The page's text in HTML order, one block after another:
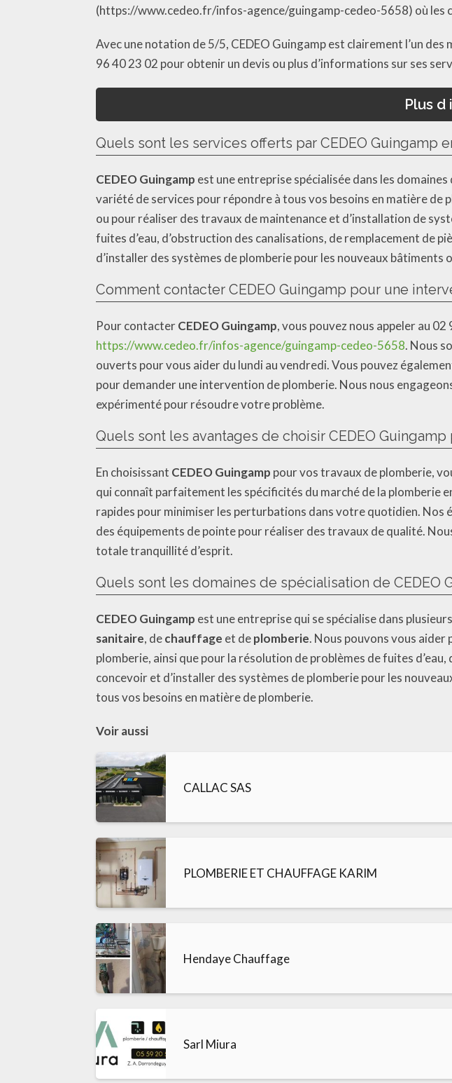
(https://www.cedeo.fr/infos-agence/guingamp-cedeo-5658) où
Avec une notation de 5/5, CEDEO Guingamp est clairement l’un
96 40 23 02 pour obtenir un devis ou plus d’informations sur ses
Plus
Quels sont les services offerts par CEDEO Guingamp
CEDEO Guingamp est une entreprise spécialisée dans les
variété de services pour répondre à tous vos besoins en matière
ou pour réaliser des travaux de maintenance et d’installation de
fuites d’eau, d’obstruction des canalisations, de remplacement de
d’installer des systèmes de plomberie pour les nouveaux bâtiments
Comment contacter CEDEO Guingamp pour une
Pour contacterCEDEO Guingamp, vous pouvez nous appeler au
https://www.cedeo.fr/infos-agence/guingamp-cedeo-5658. Nous
ouverts pour vous aider du lundi au vendredi. Vous pouvez
pour demander une intervention de plomberie. Nous nous
expérimenté pour résoudre votre problème.
Quels sont les avantages de choisir CEDEO
En choisissant CEDEO Guingamp pour vos travaux de plomberie,
qui connaît parfaitement les spécificités du marché de la plomberie
rapides pour minimiser les perturbations dans votre quotidien.
des équipements de pointe pour réaliser des travaux de qualité.
totale tranquillité d’esprit.
Quels sont les domaines de spécialisation de CEDEO
CEDEO Guingamp est une entreprise qui se spécialise dans
sanitaire, dechauffage et deplomberie. Nous pouvons vous
plomberie, ainsi que pour la résolution de problèmes de fuites
concevoir et d’installer des systèmes de plomberie pour les
tous vos besoins en matière de plomberie.
Voir aussi
CALLAC SAS
PLOMBERIE ET CHAUFFAGE KARIM
Hendaye Chauffage
Sarl Miura